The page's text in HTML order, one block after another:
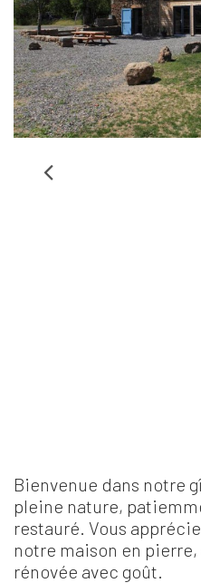
Bienvenue dans notre
pleine nature,
restauré. Vous
notre maison en
rénovée avec goût.